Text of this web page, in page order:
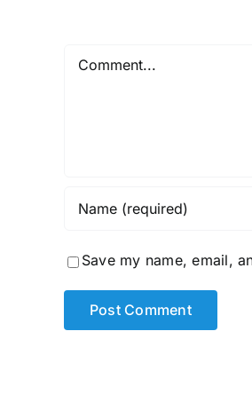
Comment
Save my name, email,